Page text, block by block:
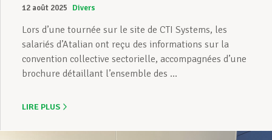
12 août 2025 Divers
Lors d’une tournée sur le site de CTI Systems, les
salariés d’Atalian ont reçu des informations sur la
convention collective sectorielle, accompagnées d’une
brochure détaillant l’ensemble des ...
LIRE PLUS